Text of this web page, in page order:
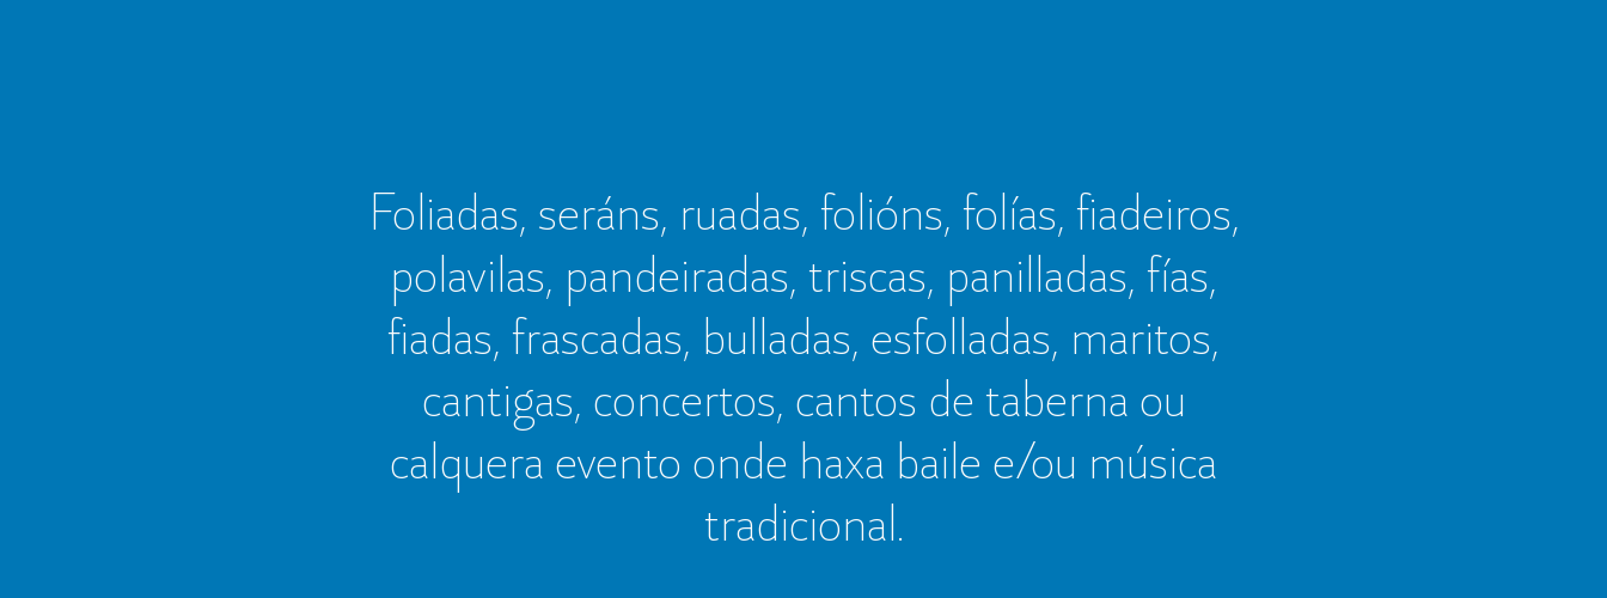
Foliadas, seráns, ruadas, folións, folías, fiadeiros,
polavilas, pandeiradas, triscas, panilladas, fías,
fiadas, frascadas, bulladas, esfolladas, maritos,
cantigas, concertos, cantos de taberna ou
calquera evento onde haxa baile e/ou música
tradicional.